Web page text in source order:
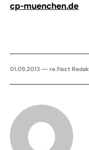
cp-muenchen.de
01.09.2013 — re.flect